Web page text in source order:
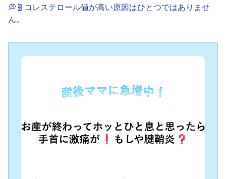
💭🧬コレステロール値が高い原因はひとつではありませ
ん。